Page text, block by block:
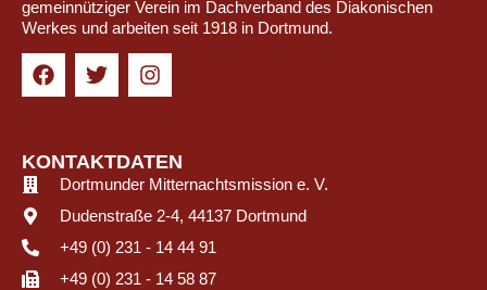
gemeinnütziger Verein im Dachverband des Diakonischen
Werkes und arbeiten seit 1918 in Dortmund.
KONTAKTDATEN
Dortmunder Mitternachtsmission e. V.
Dudenstraße 2-4, 44137 Dortmund
+49 (0) 231 - 14 44 91
+49 (0) 231 - 14 58 87